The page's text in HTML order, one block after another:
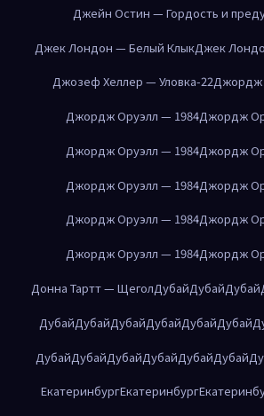
Джейн Остин — Гордость и
Джек Лондон — Белый КлыкДжек
Джозеф Хеллер — Уловка-22Джордж
Джордж Оруэлл — 1984Джордж
Джордж Оруэлл — 1984Джордж
Джордж Оруэлл — 1984Джордж
Джордж Оруэлл — 1984Джордж
Джордж Оруэлл — 1984Джордж
Донна Тартт — ЩеголДубайДубайДубай
ДубайДубайДубайДубайДубайДубай
ДубайДубайДубайДубайДубайДубай
ЕкатеринбургЕкатеринбург